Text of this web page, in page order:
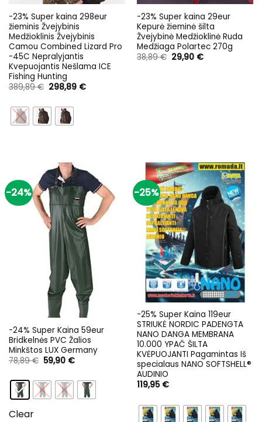
-23% Super kaina 298eur
žieminis Žvejybinis
Medžioklinis Žvejybinis
Camou Combined Lizard Pro
-45C Nepralyjantis
Kvepuojantis Nešlama ICE
Fishing Hunting
389,89€ Original
price
389,89 €.
298,89 €Current
-23% Super kaina 29eur
Kepurė žieminė šilta
Žvejybinė Medžioklinė Ruda
Medžiaga Polartec 270g
38,89€ Original
price
29,90 €Current
-24%
-24% Super Kaina 59eur
Bridkelnės PVC Žalios
Minkštos LUX Germany
78,89€ Original
price
78,89 €.
59,90 €Current
59,90 €.
Clear
-25%
-25% Super Kaina 119eur
STRIUKĖ NORDIC PADENGTA
NANO DANGA MEMBRANA
10.000 YPAČ ŠILTA
KVĖPUOJANTI Pagamintas Iš
specialaus NANO SOFTSHELL®
AUDINIO
119,95 €